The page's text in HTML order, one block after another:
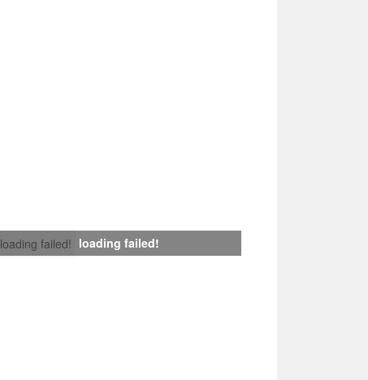
loading failed! loading failed!